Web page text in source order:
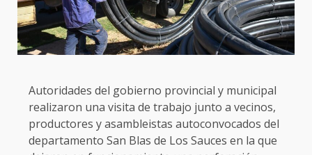
Autoridades del gobierno provincial y municipal
realizaron una visita de trabajo junto a vecinos,
productores y asambleistas autoconvocados del
departamento San Blas de Los Sauces en la que